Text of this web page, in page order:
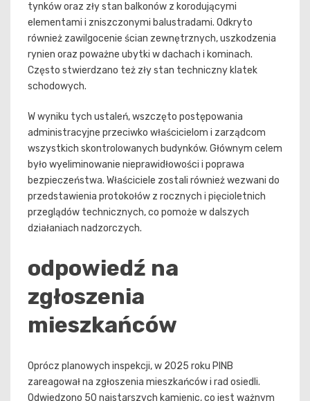
tynków oraz zły stan balkonów z korodującymi
elementami i zniszczonymi balustradami. Odkryto
również zawilgocenie ścian zewnętrznych, uszkodzenia
rynien oraz poważne ubytki w dachach i kominach.
Często stwierdzano też zły stan techniczny klatek
schodowych.
W wyniku tych ustaleń, wszczęto postępowania
administracyjne przeciwko właścicielom i zarządcom
wszystkich skontrolowanych budynków. Głównym celem
było wyeliminowanie nieprawidłowości i poprawa
bezpieczeństwa. Właściciele zostali również wezwani do
przedstawienia protokołów z rocznych i pięcioletnich
przeglądów technicznych, co pomoże w dalszych
działaniach nadzorczych.
odpowiedź na
zgłoszenia
mieszkańców
Oprócz planowych inspekcji, w 2025 roku PINB
zareagował na zgłoszenia mieszkańców i rad osiedli.
Odwiedzono 50 najstarszych kamienic, co jest ważnym